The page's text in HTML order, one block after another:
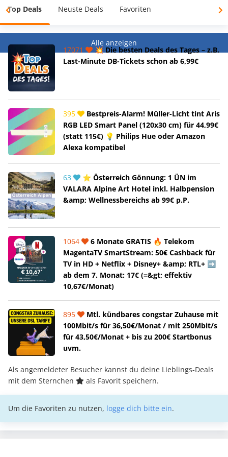
Top Deals Neuste Deals Favoriten
Alle anzeigen
17071
💥 Die besten Deals des Tages – z.B.
Last-Minute DB-Tickets schon ab 6,99€
395
Bestpreis-Alarm! Müller-Licht tint Aris
RGB LED Smart Panel (120x30 cm) für 44,99€
(statt 115€) 💡 Philips Hue oder Amazon
Alexa kompatibel
63
⭐ Österreich Gönnung: 1 ÜN im
VALARA Alpine Art Hotel inkl. Halbpension
&amp; Wellnessbereichs ab 99€ p.P.
1064
6 Monate GRATIS 🔥 Telekom
MagentaTV SmartStream: 50€ Cashback für
TV in HD + Netflix + Disney+ &amp; RTL+ ➡️
ab dem 7. Monat: 17€ (=&gt; effektiv
10,67€/Monat)
895
Mtl. kündbares congstar Zuhause mit
100Mbit/s für 36,50€/Monat / mit 250Mbit/s
für 43,50€/Monat + bis zu 200€ Startbonus
uvm.
Als angemeldeter Besucher kannst du deine Lieblings-Deals
mit dem Sternchen
als Favorit speichern.
Um die Favoriten zu nutzen, logge dich bitte ein.